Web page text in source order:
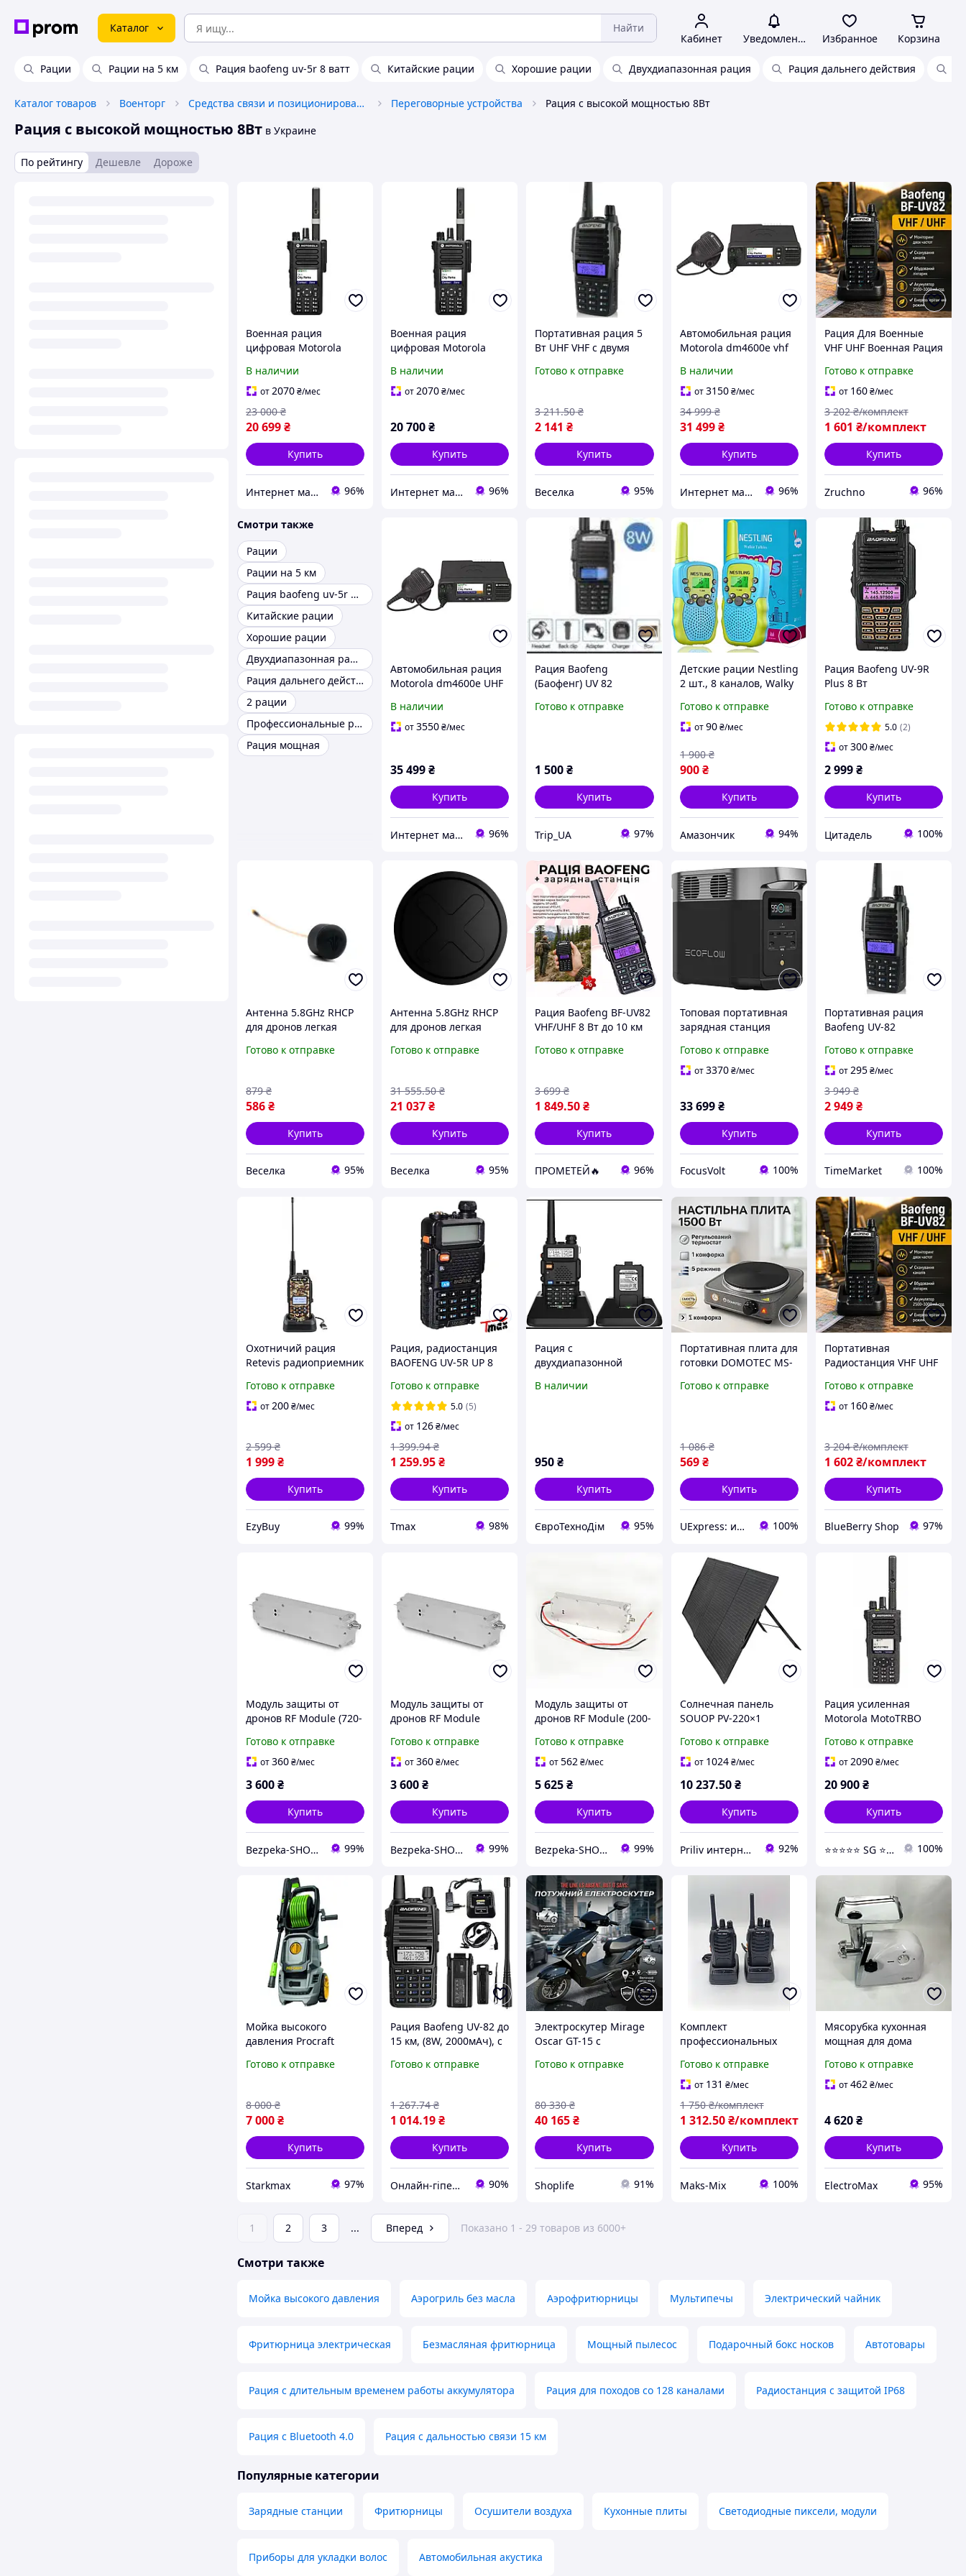
Каталог Найти
Кабинет Уведомления Избранное Корзина
Рации Рации на 5 км Рация baofeng uv-5r 8 ватт Китайские рации Хорошие рации Двухдиапазонная рация Рация дальнего действия
Каталог товаров Военторг Средства связи и позиционирования Переговорные устройства Рация с высокой мощностью 8Вт
Рация с высокой мощностью 8Вт в Украине
По рейтингу Дешевле Дороже
Военная рация
цифровая Motorola
VHF 136-174 МГц 5 Вт с
лицензией AES
В наличии
от2070₴/мес
20 699₴
23 000 ₴
Купить
Интернет магазин Store7 96%
Военная рация
цифровая Motorola
VHF 136-174 МГц 5 Вт с
AES 256
В наличии
от2070₴/мес
20 700₴
Купить
Интернет магазин Store7 96%
Портативная рация 5
Вт UHF VHF с двумя
радиолюбителей и
Готово к отправке
2 141 ₴
3 211.50 ₴
Купить
Веселка 95%
Автомобильная рация
Motorola dm4600e vhf
В наличии
от3150 ₴/мес
31 499 ₴
34 999 ₴
Купить
Интернет магазин Store7 96%
Рация Для Военные
VHF UHF Военная Рация
Радиостанция До 10 км
Двухдиапазонная
радиостанция для
туризма
Готово к отправке
от 160₴/мес
1 601 ₴/комплект
3 202 ₴/комплект
Купить
Zruchno 96%
Смотри также
Рации
Рации на 5 км
Рация baofeng uv-5r 8 ватт
Китайские рации
Хорошие рации
Двухдиапазонная рация
Рация дальнего действия
2 рации
Профессиональные рации
Рация мощная
Автомобильная рация
Motorola dm4600e UHF
В наличии
от3550₴/мес
35 499₴
Купить
Интернет магазин Store7 96%
Рация Baofeng
(Баофенг) UV 82
Готово к отправке
1 500₴
Купить
Trip_UA 97%
Детские рации Nestling
2 шт., 8 каналов, Walky
фонарика, для
активных игр
Готово к отправке
от90 ₴/мес
900 ₴
1 900 ₴
Купить
Амазончик 94%
Рация Baofeng UV-9R
Plus 8 Вт
Готово к отправке
5.0 (2)
от300₴/мес
2 999₴
Купить
Цитадель 100%
Антенна 5.8GHz RHCP
для дронов легкая
MMCX с высоким
Готово к отправке
586₴
879 ₴
Купить
Веселка 95%
Антенна 5.8GHz RHCP
для дронов легкая
дальностью и
Готово к отправке
21 037₴
31 555.50 ₴
Купить
Веселка 95%
Рация Baofeng BF-UV82
VHF/UHF 8 Вт до 10 км
мАч дисплей
Готово к отправке
1 849.50₴
3 699 ₴
Купить
ПРОМЕТЕЙ🔥 96%
Топовая портативная
зарядная станция
(ZMR330-EU) мощность
1024 Вт·ч для дома и
Готово к отправке
от3370 ₴/мес
33 699 ₴
Купить
FocusVolt 100%
Портативная рация
Baofeng UV-82
двухдиапазонная UHF
VHF черная для
радиосвязи и туризма
Готово к отправке
от 295₴/мес
2 949₴
3 949 ₴
Купить
TimeMarket 100%
Охотничий рация
Retevis радиоприемник
аккумулятор 2200 мАч
5 Вт с фонариком
Готово к отправке
от200₴/мес
1 999₴
2 599 ₴
Купить
EzyBuy 99%
Рация, радиостанция
BAOFENG UV-5R UP 8
Готово к отправке
5.0 (5)
от 126₴/мес
1 259.95₴
1 399.94 ₴
Купить
Tmax 98%
Рация с
двухдиапазонной
BF5RUV 144-146/430-
В наличии
950₴
Купить
ЄвроТехноДім 95%
Портативная плита для
готовки DOMOTEC MS-
Маленькая
Готово к отправке
569 ₴
1 086 ₴
Купить
UExpress: интернет-магазин 100%
Портативная
Радиостанция VHF UHF
радиусом действия 8
Вт Двуххдиапазонная
Зарядной
Готово к отправке
от 160₴/мес
1 602₴/комплект
3 204 ₴/комплект
Купить
BlueBerry Shop 97%
Модуль защиты от
дронов RF Module (720-
частотой 720-860 МГц и
максимальной
Готово к отправке
от360₴/мес
3 600₴
Купить
Bezpeka-SHOP (Гипермаркет по БЕЗОПАСНОСТИ) 99%
Модуль защиты от
дронов RF Module
частотой 1100-1200
МГц и максимальной
Готово к отправке
от360₴/мес
3 600₴
Купить
Bezpeka-SHOP (Гипермаркет по БЕЗОПАСНОСТИ) 99%
Модуль защиты от
дронов RF Module (200-
частотой 200-300 МГц и
максимальной
Готово к отправке
от562₴/мес
5 625₴
Купить
Bezpeka-SHOP (Гипермаркет по БЕЗОПАСНОСТИ) 99%
Солнечная панель
SOUOP PV-220×1
220 Вт 18 В
Готово к отправке
от 1024 ₴/мес
10 237.50 ₴
Купить
Priliv интернет-магазин 92%
Рация усиленная
Motorola MotoTRBO
256 шифрование с
усиленной антенной
Готово к отправке
от2090₴/мес
20 900₴
Купить
⭐️⭐️⭐️⭐️⭐️ SG ⭐️⭐️⭐️⭐️⭐️ 100%
Мойка высокого
давления Procraft
бар 7л мин компактная
дома с катушкой и
турбонасадкой
Готово к отправке
7 000₴
8 000 ₴
Купить
Starkmax 97%
Рация Baofeng UV-82 до
15 км, (8W, 2000мАч), с
Портативная цифровая
Готово к отправке
1 014.19₴
1 267.74 ₴
Купить
Онлайн-гіпермаркет GIDRA 90%
Электроскутер Mirage
Oscar GT-15 с
батареей 72В 25Ач
и ухода за садовым
участком
Готово к отправке
40 165₴
80 330 ₴
Купить
Shoplife 91%
Комплект
профессиональных
радиусом действия
MaxTalker MT-8S (2 шт)
Готово к отправке
от 131 ₴/мес
1 312.50 ₴/комплект
1 750 ₴/комплект
Купить
Maks-Mix 100%
Мясорубка кухонная
мощная для дома
Кухонная мясорубка
соковыжималка WO-22
Готово к отправке
от462₴/мес
4 620₴
Купить
ElectroMax 95%
1 2 3 ... Вперед Показано 1 - 29 товаров из 6000+
Смотри также
Мойка высокого давления Аэрогриль без масла Аэрофритюрницы Мультипечы Электрический чайник
Фритюрница электрическая Безмасляная фритюрница Мощный пылесос Подарочный бокс носков Автотовары
Рация с длительным временем работы аккумулятора Рация для походов со 128 каналами Радиостанция с защитой IP68
Рация с Bluetooth 4.0 Рация с дальностью связи 15 км
Популярные категории
Зарядные станции Фритюрницы Осушители воздуха Кухонные плиты Светодиодные пиксели, модули
Приборы для укладки волос Автомобильная акустика